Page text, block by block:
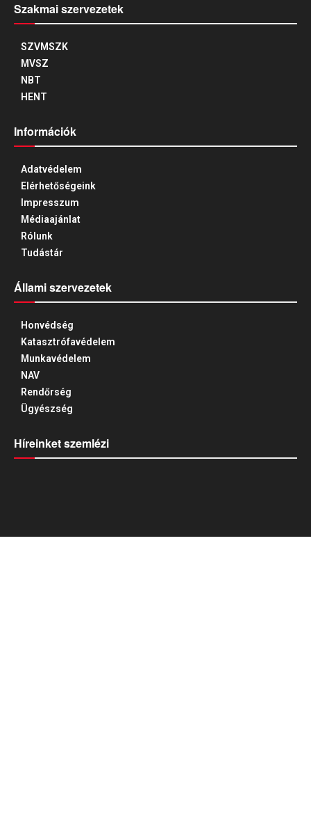
Szakmai szervezetek
SZVMSZK
MVSZ
NBT
HENT
Információk
Adatvédelem
Elérhetőségeink
Impresszum
Médiaajánlat
Rólunk
Tudástár
Állami szervezetek
Honvédség
Katasztrófavédelem
Munkavédelem
NAV
Rendőrség
Ügyészség
Híreinket szemlézi